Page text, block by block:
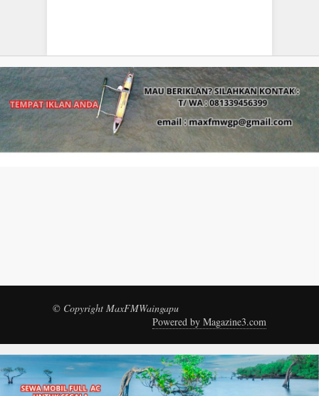
© Copyright MaxFMWaingapu
Powered by Magazine3.com